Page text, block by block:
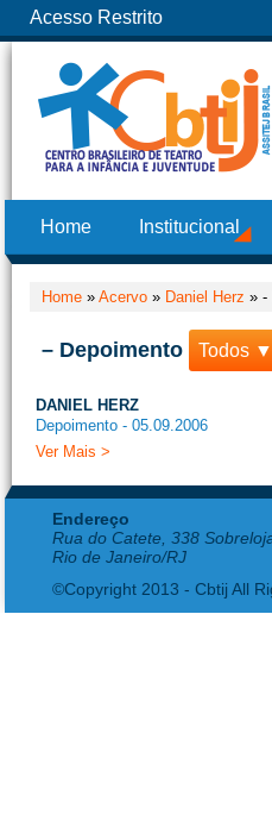
Acesso Restrito
Home Institucional
Home » Acervo » Daniel Herz » -
– Depoimento Todos ▼
DANIEL HERZ
Depoimento - 05.09.2006
Ver Mais >
Endereço
Rua do Catete, 338
Rio de Janeiro/RJ
©Copyright 2013 - Cbtij All